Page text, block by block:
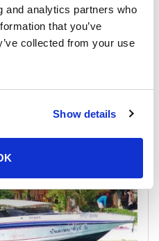
and analytics partners who
that you’ve
collected from your use
Show details
しんだすべての味、交換した
険の一部となります。
精神を、その広大な景色、活
ィングな探検の約束と共に捉
しいものとなり、通常の時間
出発点ではありません。それ
憶は永遠にあなたと共にありま
ダン村、静かなクロンコン、そ